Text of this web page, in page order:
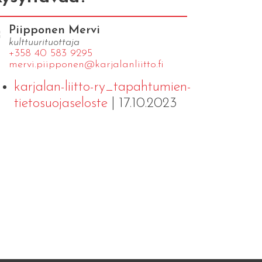
Piipponen Mervi
kulttuurituottaja
+358 40 583 9295
mervi.​piipponen@​kar​jala​nlii​tto.​fi
karjalan-liitto-ry_tapahtumien-
tietosuojaseloste| 17.10.2023